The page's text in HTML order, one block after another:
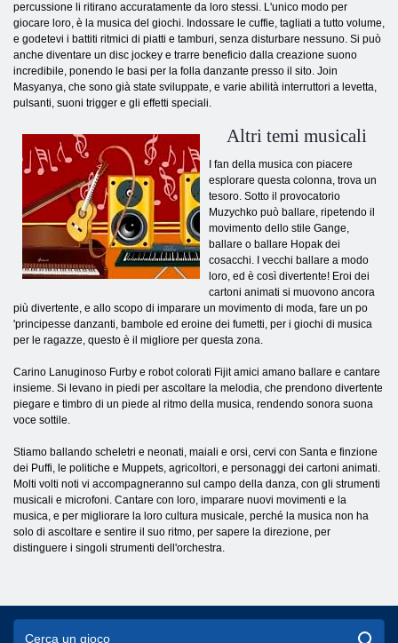
percussione li ritirano accuratamente da loro stessi. L'unico modo per
giocare loro, è la musica del giochi. Indossare le cuffie, tagliati a tutto volume,
e godetevi i battiti ritmici di piatti e tamburi, senza disturbare nessuno. Si può
anche diventare un disc jockey e trarre beneficio dalla creazione suono
incredibile, ponendo le basi per la folla danzante presso il sito. Join
Masyanya, che sono già state sviluppate, e varie abilità interruttori a levetta,
pulsanti, suoni trigger e gli effetti speciali.
Altri temi musicali
I fan della musica con piacere
esplorare questa colonna, trova un
tesoro. Sotto il provocatorio
Muzychko può ballare, ripetendo il
movimento dello stile Gange,
ballare o ballare Hopak dei
cosacchi. I vecchi ballare a modo
loro, ed è così divertente! Eroi dei
cartoni animati si muovono ancora
più divertente, e allo scopo di imparare un movimento di moda, fare un po
'principesse danzanti, bambole ed eroine dei fumetti, per i giochi di musica
per le ragazze, questo è il migliore per questa zona.
Carino Lanuginoso Furby e robot colorati Fijit amici amano ballare e cantare
insieme. Si levano in piedi per ascoltare la melodia, che prendono divertente
piegare e timbro di un piede al ritmo della musica, rendendo sonora suona
voce sottile.
Stiamo ballando scheletri e neonati, maiali e orsi, cervi con Santa e finzione
dei Puffi, le politiche e Muppets, agricoltori, e personaggi dei cartoni animati.
Molti volti noti vi accompagneranno sul campo della danza, con gli strumenti
musicali e microfoni. Cantare con loro, imparare nuovi movimenti e la
musica, e per migliorare la loro cultura musicale, perché la musica non ha
solo di ascoltare e sentire il suo ritmo, per sapere la direzione, per
distinguere i singoli strumenti dell'orchestra.